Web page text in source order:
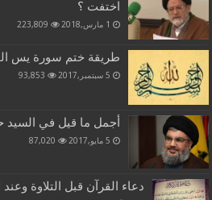
اختفت ؟
1 مارس,2018 223,809
طريقة ختم سورة يس
5 سبتمبر,2017 93,853
أجمل ما قيل في السيد
5 مايو,2017 87,020
دعاء القرآن قبل التلاوة وعند